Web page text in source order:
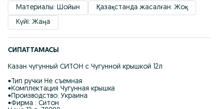
Материалы: Шойын
Қазақстанда жасалған: Жоқ
Күйі: Жаңа
СИПАТТАМАСЫ
Казан чугунный СИТОН с Чугунной крышкой 12л
•Тип ручки Не съемная
•Комплектация Чугунная крышка
•Производство: Украина
•Фирма : Ситон